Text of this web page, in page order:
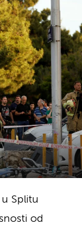
Splitu
od